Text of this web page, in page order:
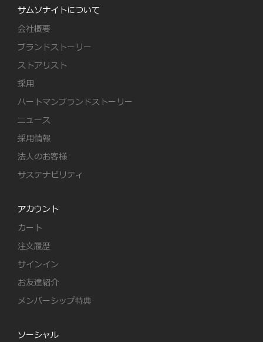
サムソナイトについて
会社概要
ブランドストーリー
ストアリスト
採用
ハートマンブランドストーリー
ニュース
採用情報
法人のお客様
サステナビリティ
アカウント
カート
注文履歴
サインイン
お友達紹介
メンバーシップ特典
ソーシャル